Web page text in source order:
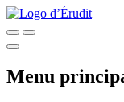
Menu